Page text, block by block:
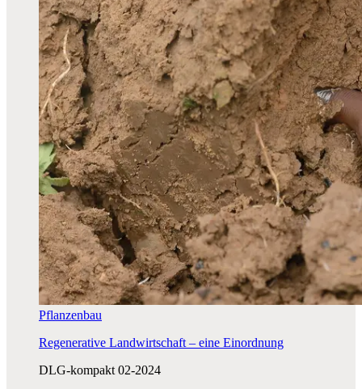
Pflanzenbau
Regenerative Landwirtschaft – eine Einordnung
DLG-kompakt 02-2024